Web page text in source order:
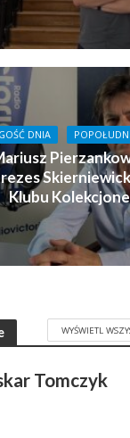
GOŚĆ DNIA
Klubu
WYŚWIETL
Tomczyk